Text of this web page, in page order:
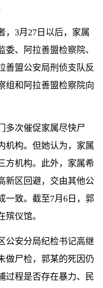
，3月27日以后，家属
、阿拉善盟检察院、
善盟公安局刑侦支队反
组和阿拉善盟检察院向
多次催促家属尽快尸
机构。但她认为，家属
方机构。此外，家属希
新区回避，交由其他公
一致。截至7月6日，郭
仪馆。
公安分局纪检书记高继
做尸检，郭某的死因仍
过程是否存在暴力、民